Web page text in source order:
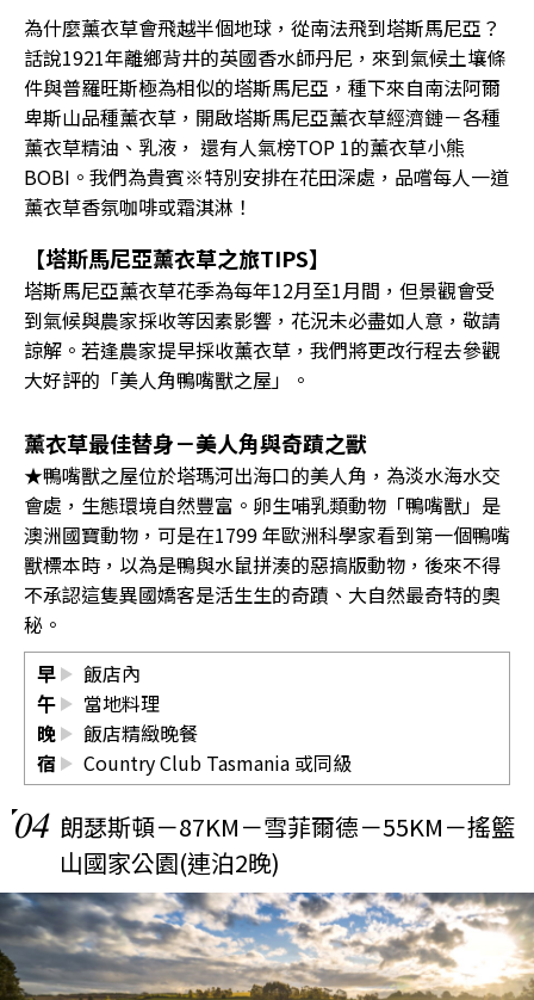
為什麼薰衣草會飛越半個地球，從南法飛到塔斯馬尼亞？
話說1921年離鄉背井的英國香水師丹尼，來到氣候土壤條
件與普羅旺斯極為相似的塔斯馬尼亞，種下來自南法阿爾
卑斯山品種薰衣草，開啟塔斯馬尼亞薰衣草經濟鏈－各種
薰衣草精油、乳液， 還有人氣榜TOP 1的薰衣草小熊
BOBI。我們為貴賓※特別安排在花田深處，品嚐每人一道
薰衣草香氛咖啡或霜淇淋！
【塔斯馬尼亞薰衣草之旅TIPS】
塔斯馬尼亞薰衣草花季為每年12月至1月間，但景觀會受
到氣候與農家採收等因素影響，花況未必盡如人意，敬請
諒解。若逢農家提早採收薰衣草，我們將更改行程去參觀
大好評的「美人角鴨嘴獸之屋」。
薰衣草最佳替身－美人角與奇蹟之獸
★鴨嘴獸之屋位於塔瑪河出海口的美人角，為淡水海水交
會處，生態環境自然豐富。卵生哺乳類動物「鴨嘴獸」是
澳洲國寶動物，可是在1799 年歐洲科學家看到第一個鴨嘴
獸標本時，以為是鴨與水鼠拼湊的惡搞版動物，後來不得
不承認這隻異國嬌客是活生生的奇蹟、大自然最奇特的奧
秘。
早
飯店內
午
當地料理
晚
飯店精緻晚餐
宿
Country Club Tasmania 或同級
04 朗瑟斯頓－87KM－雪菲爾德－55KM－搖籃
山國家公園(連泊2晚)